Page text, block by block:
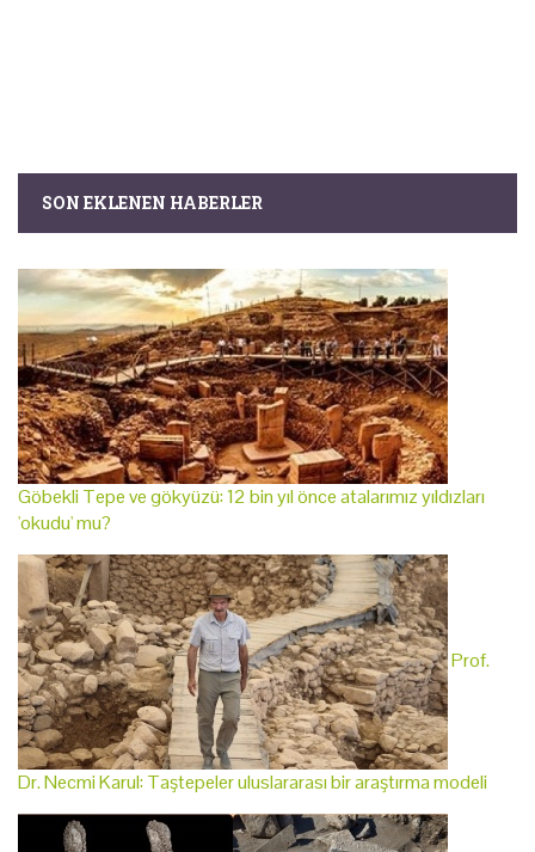
SON EKLENEN HABERLER
Göbekli Tepe ve gökyüzü: 12 bin yıl önce atalarımız yıldızları
'okudu' mu?
Prof.
Dr. Necmi Karul: Taştepeler uluslararası bir araştırma modeli